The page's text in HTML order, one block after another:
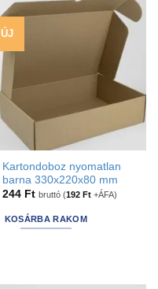
ÚJ
Kartondoboz nyomatlan
barna 330x220x80 mm
244 Ft bruttó (192 Ft +ÁFA)
KOSÁRBA RAKOM